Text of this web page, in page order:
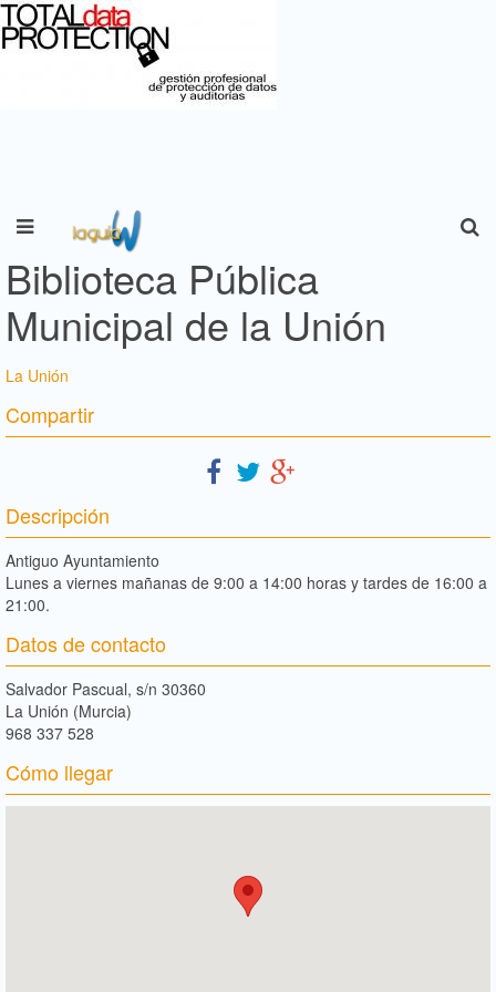
Biblioteca Pública
Municipal de la Unión
La Unión
Compartir
Descripción
Antiguo Ayuntamiento
Lunes a viernes mañanas de 9:00 a 14:00 horas y tardes de 16:00 a
21:00.
Datos de contacto
Salvador Pascual, s/n 30360
La Unión (Murcia)
968 337 528
Cómo llegar